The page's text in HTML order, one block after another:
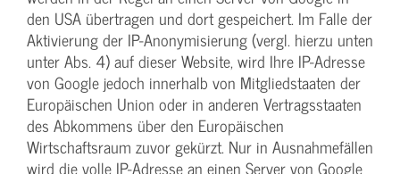
den USA übertragen und dort gespeichert. Im Falle der
Aktivierung der IP-Anonymisierung (vergl. hierzu unten
unter Abs. 4) auf dieser Website, wird Ihre IP-Adresse
von Google jedoch innerhalb von Mitgliedstaaten der
Europäischen Union oder in anderen Vertragsstaaten
des Abkommens über den Europäischen
Wirtschaftsraum zuvor gekürzt. Nur in Ausnahmefällen
wird die volle IP-Adresse an einen Server von Google